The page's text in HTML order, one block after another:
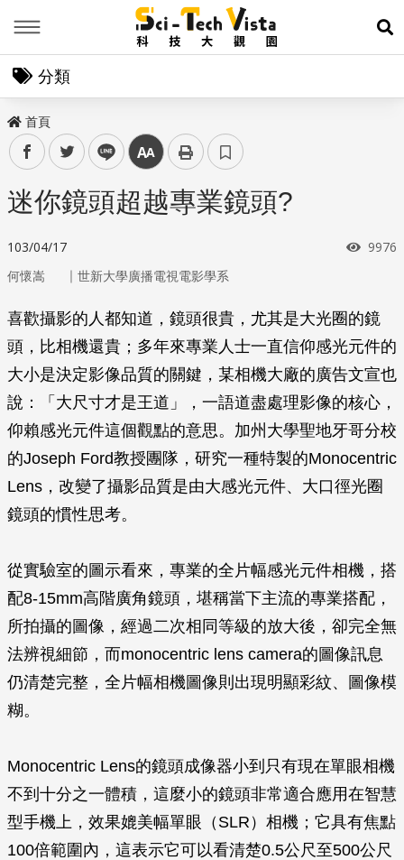
展
分類
首頁
facebooktwitter line 中
迷你鏡頭超越專業鏡頭?
103/04/17 瀏覽
9976
何懷嵩 ｜ 世新大學廣播電視電影學系
喜歡攝影的人都知道，鏡頭很貴，尤其是大光圈的鏡
頭，比相機還貴；多年來專業人士一直信仰感光元件的
大小是決定影像品質的關鍵，某相機大廠的廣告文宣也
說：「大尺寸才是王道」，一語道盡處理影像的核心，
仰賴感光元件這個觀點的意思。加州大學聖地牙哥分校
的Joseph Ford教授團隊，研究一種特製的Monocentric
Lens，改變了攝影品質是由大感光元件、大口徑光圈
鏡頭的慣性思考。
從實驗室的圖示看來，專業的全片幅感光元件相機，搭
配8-15mm高階廣角鏡頭，堪稱當下主流的專業搭配，
所拍攝的圖像，經過二次相同等級的放大後，卻完全無
法辨視細節，而monocentric lens camera的圖像訊息
仍清楚完整，全片幅相機圖像則出現明顯彩紋、圖像模
糊。
Monocentric Lens的鏡頭成像器小到只有現在單眼相機
不到十分之一體積，這麼小的鏡頭非常適合應用在智慧
型手機上，效果媲美幅單眼（SLR）相機；它具有焦點
100倍範圍內，這表示它可以看清楚0.5公尺至500公尺